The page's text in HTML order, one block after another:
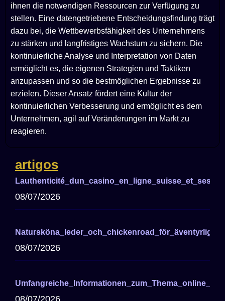
ihnen die notwendigen Ressourcen zur Verfügung zu
stellen. Eine datengetriebene Entscheidungsfindung trägt
dazu bei, die Wettbewerbsfähigkeit des Unternehmens
zu stärken und langfristiges Wachstum zu sichern. Die
kontinuierliche Analyse und Interpretation von Daten
ermöglicht es, die eigenen Strategien und Taktiken
anzupassen und so die bestmöglichen Ergebnisse zu
erzielen. Dieser Ansatz fördert eine Kultur der
kontinuierlichen Verbesserung und ermöglicht es dem
Unternehmen, agil auf Veränderungen im Markt zu
reagieren.
artigos
08/07/2026
08/07/2026